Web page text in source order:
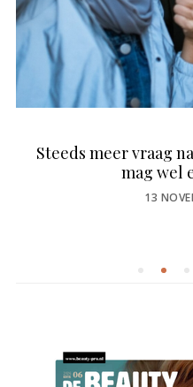
Steeds meer vraag
mag wel
POSTED
13